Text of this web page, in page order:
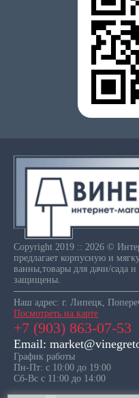
Copyright 2019 :: 2026 ©
предлагает корпусную и
ванны,товары для дачи/сада
защищены.
Наш адрес: г. Липецк,
Посмотреть на карте
+7 (903) 863-07-53
Email:
График работы
Пн-Пт: с 10:00 до 19:00
Сб-Вс с 11:00 до 14:00